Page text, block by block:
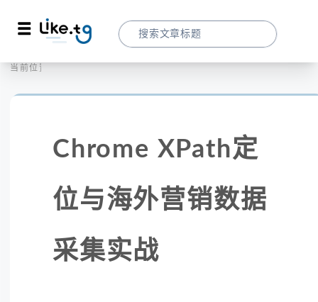
当前位置：
Chrome XPath定
位与海外营销数据
采集实战